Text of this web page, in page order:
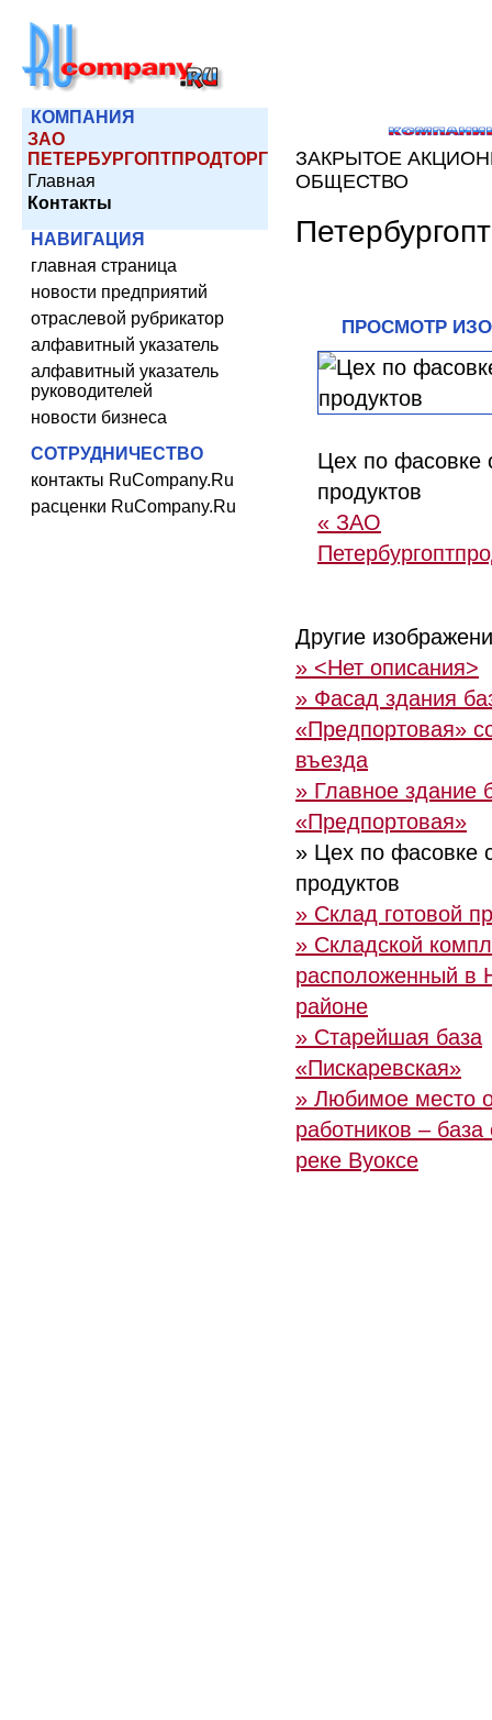
КОМПАНИЯ
ЗАО
ПЕТЕРБУРГОПТПРОДТОРГ
Главная
Контакты
НАВИГАЦИЯ
главная страница
новости предприятий
отраслевой рубрикатор
алфавитный указатель
алфавитный указатель
руководителей
новости бизнеса
СОТРУДНИЧЕСТВО
контакты RuCompany.Ru
расценки RuCompany.Ru
ЗАКРЫТОЕ
ОБЩЕСТВО
ПРОСМОТР
Цех по фасовке
продуктов
« ЗАО
Другие
» <Нет описания>
» Фасад здания
«Предпортовая»
въезда
» Главное здание
«Предпортовая»
» Цех по фасовке
продуктов
» Склад готовой
» Складской
расположенный в
районе
» Старейшая база
«Пискаревская»
» Любимое место
работников –
реке Вуоксе